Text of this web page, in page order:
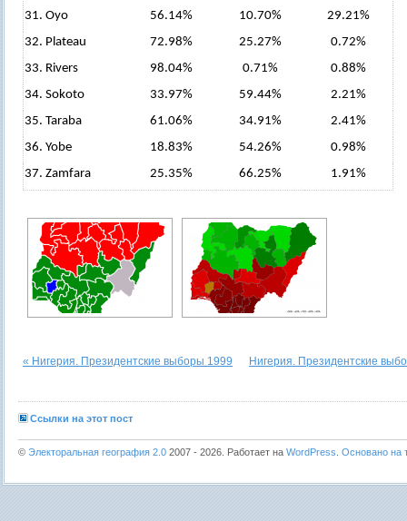
31. Oyo
56.14% 10.70%
29.21%
32. Plateau
72.98% 25.27%
0.72%
33. Rivers
98.04% 0.71%
0.88%
34. Sokoto
33.97% 59.44%
2.21%
35. Taraba
61.06% 34.91%
2.41%
36. Yobe
18.83% 54.26%
0.98%
37. Zamfara
25.35% 66.25% 1.91%
« Нигерия. Президентские выборы 1999 Нигерия. Президентские
Ссылки на этот пост
© Электоральная география 2.0 2007 - 2026. Работает на WordPress Основано на